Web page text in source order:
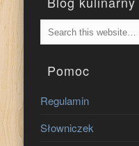
Pomoc
Regulamin
Słowniczek